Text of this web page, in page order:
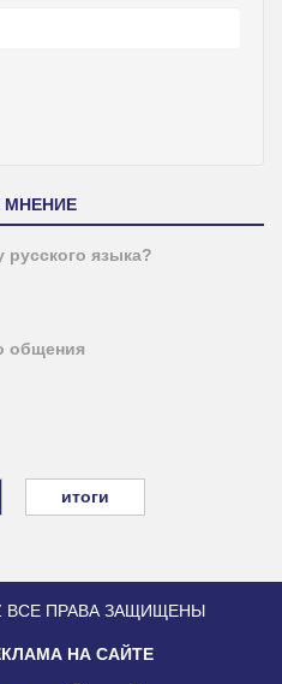
МНЕНИЕ
русского языка?
общения
итоги
ВСЕ ПРАВА ЗАЩИЩЕНЫ
НА САЙТЕ